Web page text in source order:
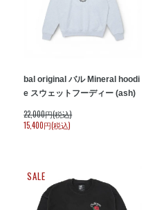
bal original バル Mineral hoodi
e スウェットフーディー (ash)
22,000円(税込)
15,400円(税込)
SALE